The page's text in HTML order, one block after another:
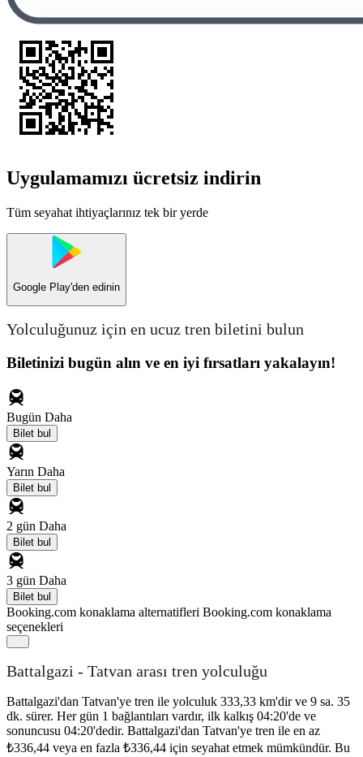
Uygulamamızı ücretsiz indirin
Tüm seyahat ihtiyaçlarınız tek bir yerde
Google Play'den edinin
Yolculuğunuz için en ucuz tren biletini bulun
Biletinizi bugün alın ve en iyi fırsatları yakalayın!
Bugün Daha
Bilet bul
Yarın Daha
Bilet bul
2 gün Daha
Bilet bul
3 gün Daha
Bilet bul
Booking.com konaklama alternatifleri Booking.com konaklama
seçenekleri
Battalgazi - Tatvan arası tren yolculuğu
Battalgazi'dan Tatvan'ye tren ile yolculuk 333,33 km'dir ve 9 sa. 35
dk. sürer. Her gün 1 bağlantıları vardır, ilk kalkış 04:20'de ve
sonuncusu 04:20'dedir. Battalgazi'dan Tatvan'ye tren ile en az
₺336,44 veya en fazla ₺336,44 için seyahat etmek mümkündür. Bu